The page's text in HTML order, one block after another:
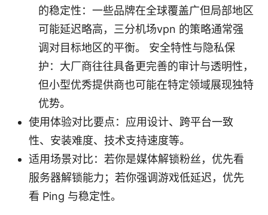
的稳定性：一些品牌在全球覆盖广但局部地区
可能延迟略高，三分机场vpn 的策略通常强
调对目标地区的平衡。 安全特性与隐私保
护：大厂商往往具备更完善的审计与透明性，
但小型优秀提供商也可能在特定领域展现独特
优势。
使用体验对比要点：应用设计、跨平台一致
性、安装难度、技术支持速度等。
适用场景对比：若你是媒体解锁粉丝，优先看
服务器解锁能力；若你强调游戏低延迟，优先
看 Ping 与稳定性。